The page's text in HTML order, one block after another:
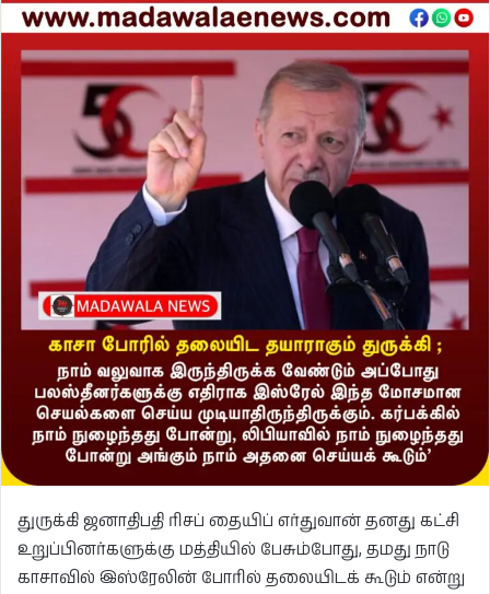
துருக்கி ஜனாதிபதி ரிசப் தையிப் எர்துவான் தனது கட்சி
உறுப்பினர்களுக்கு மத்தியில் பேசும்போது, தமது நாடு
காசாவில் இஸ்ரேலின் போரில் தலையிடக் கூடும் என்று